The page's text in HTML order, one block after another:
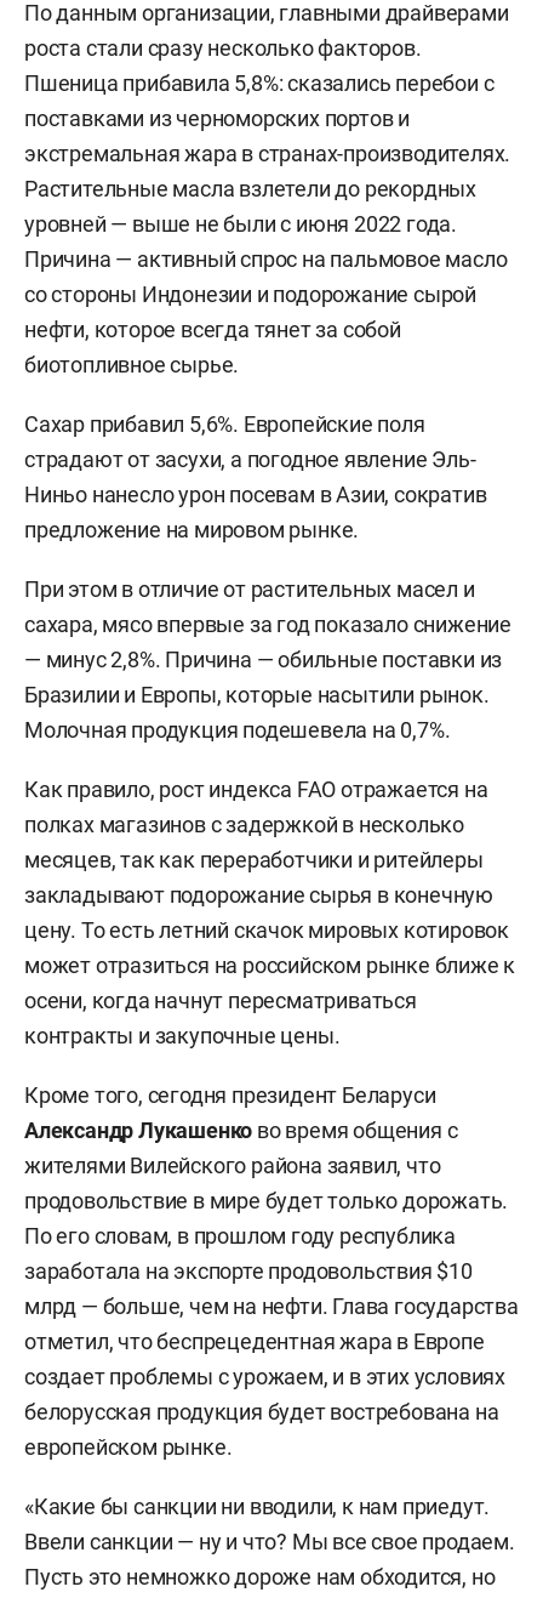
По данным организации, главными драйверами
роста стали сразу несколько факторов.
Пшеница прибавила 5,8%: сказались перебои с
поставками из черноморских портов и
экстремальная жара в странах-производителях.
Растительные масла взлетели до рекордных
уровней — выше не были с июня 2022 года.
Причина — активный спрос на пальмовое масло
со стороны Индонезии и подорожание сырой
нефти, которое всегда тянет за собой
биотопливное сырье.
Сахар прибавил 5,6%. Европейские поля
страдают от засухи, а погодное явление Эль-
Ниньо нанесло урон посевам в Азии, сократив
предложение на мировом рынке.
При этом в отличие от растительных масел и
сахара, мясо впервые за год показало снижение
— минус 2,8%. Причина — обильные поставки из
Бразилии и Европы, которые насытили рынок.
Молочная продукция подешевела на 0,7%.
Как правило, рост индекса FAO отражается на
полках магазинов с задержкой в несколько
месяцев, так как переработчики и ритейлеры
закладывают подорожание сырья в конечную
цену. То есть летний скачок мировых котировок
может отразиться на российском рынке ближе к
осени, когда начнут пересматриваться
контракты и закупочные цены.
Кроме того, сегодня президент Беларуси
Александр Лукашенко во время общения с
жителями Вилейского района заявил, что
продовольствие в мире будет только дорожать.
По его словам, в прошлом году республика
заработала на экспорте продовольствия $10
млрд — больше, чем на нефти. Глава государства
отметил, что беспрецедентная жара в Европе
создает проблемы с урожаем, и в этих условиях
белорусская продукция будет востребована на
европейском рынке.
«Какие бы санкции ни вводили, к нам приедут.
Ввели санкции — ну и что? Мы все свое продаем.
Пусть это немножко дороже нам обходится, но